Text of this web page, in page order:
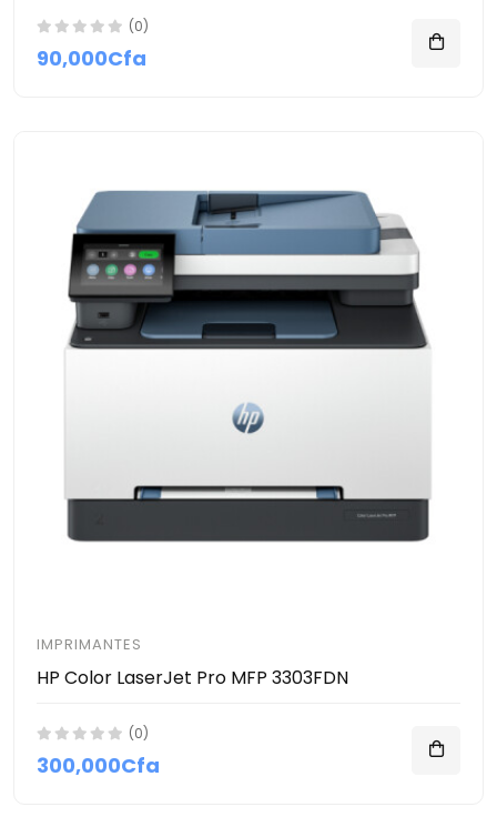
(0)
90,000Cfa
IMPRIMANTES
HP Color LaserJet Pro MFP 3303FDN
(0)
300,000Cfa